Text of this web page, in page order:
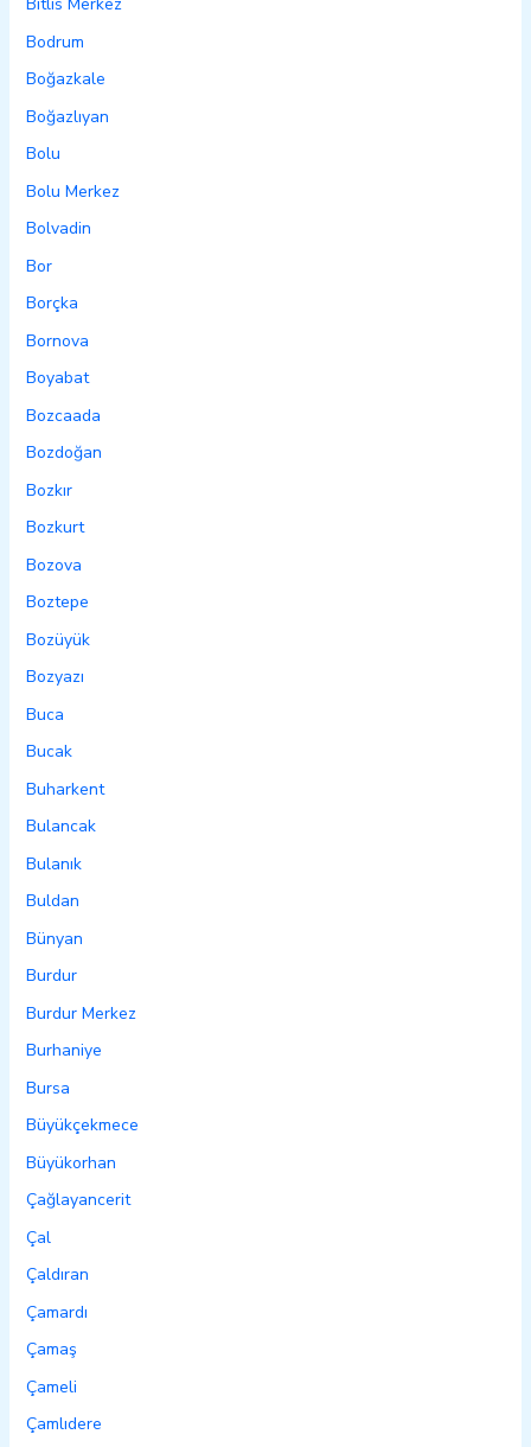
Bodrum
Boğazkale
Boğazlıyan
Bolu
Bolu Merkez
Bolvadin
Bor
Borçka
Bornova
Boyabat
Bozcaada
Bozdoğan
Bozkır
Bozkurt
Bozova
Boztepe
Bozüyük
Bozyazı
Buca
Bucak
Buharkent
Bulancak
Bulanık
Buldan
Bünyan
Burdur
Burdur Merkez
Burhaniye
Bursa
Büyükçekmece
Büyükorhan
Çağlayancerit
Çal
Çaldıran
Çamardı
Çamaş
Çameli
Çamlıdere